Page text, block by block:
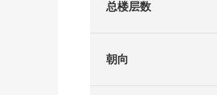
总楼层数
朝向